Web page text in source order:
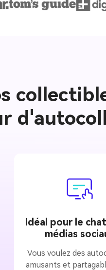
Idéal pour le
médias
Vous voulez des
amusants et